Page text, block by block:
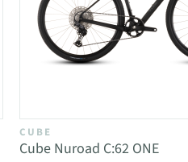
CUBE
Cube Nuroad C:62 ONE